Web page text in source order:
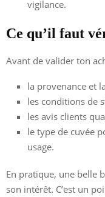
vigilance.
Ce qu’il faut
Avant de valider ton
la provenance et
les conditions de
les avis clients
le type de cuvée
usage.
En pratique, une belle
son intérêt. C’est un